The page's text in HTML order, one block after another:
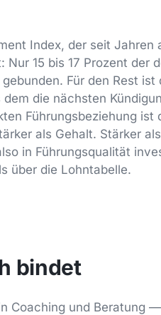
Index, der seit Jahren
15 bis 17 Prozent der
Für den Rest
die nächsten
Führungsbeziehung ist
als Gehalt. Stärker
in Führungsqualität
über die Lohntabelle.
bindet
Coaching und Beratung